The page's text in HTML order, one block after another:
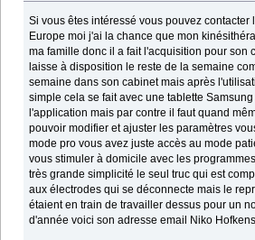
Si vous êtes intéressé vous pouvez contacter
Europe moi j'ai la chance que mon
ma famille donc il a fait l'acquisition pour son
laisse à disposition le reste de la semaine
semaine dans son cabinet mais après
simple cela se fait avec une tablette
l'application mais par contre il faut quand
pouvoir modifier et ajuster les paramètres
mode pro vous avez juste accès au mode
vous stimuler à domicile avec les
très grande simplicité le seul truc qui est
aux électrodes qui se déconnecte mais le
étaient en train de travailler dessus pour un
d'année voici son adresse email Niko